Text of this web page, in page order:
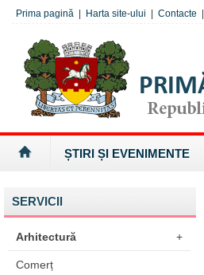
Prima pagină Harta site-ului Contacte
ȘTIRI ȘI EVENIMENTE
SERVICII
Arhitectură +
Comerț